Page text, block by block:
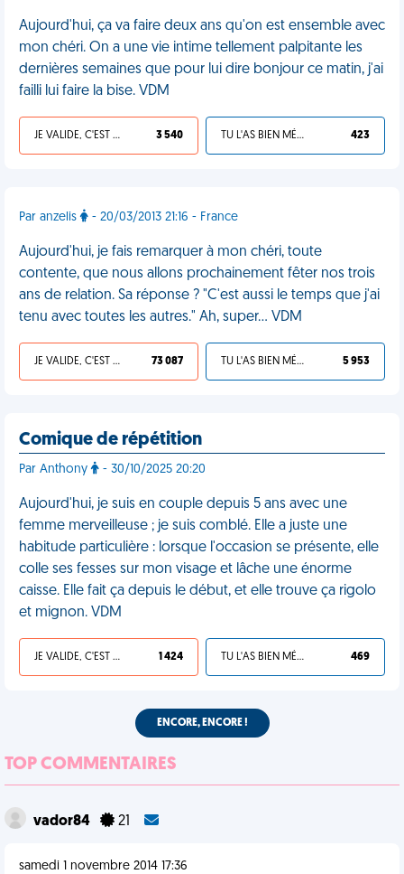
Aujourd'hui, ça va faire deux ans qu'on est ensemble avec
mon chéri. On a une vie intime tellement palpitante les
dernières semaines que pour lui dire bonjour ce matin, j'ai
failli lui faire la bise. VDM
JE VALIDE, C'EST UNE VDM 3 540 TU L'AS BIEN MÉRITÉ 423
Par anzelis - 20/03/2013 21:16 - France
Aujourd'hui, je fais remarquer à mon chéri, toute
contente, que nous allons prochainement fêter nos trois
ans de relation. Sa réponse ? "C'est aussi le temps que j'ai
tenu avec toutes les autres." Ah, super... VDM
JE VALIDE, C'EST UNE VDM 73 087 TU L'AS BIEN MÉRITÉ 5 953
Comique de répétition
Par Anthony - 30/10/2025 20:20
Aujourd'hui, je suis en couple depuis 5 ans avec une
femme merveilleuse ; je suis comblé. Elle a juste une
habitude particulière : lorsque l'occasion se présente, elle
colle ses fesses sur mon visage et lâche une énorme
caisse. Elle fait ça depuis le début, et elle trouve ça rigolo
et mignon. VDM
JE VALIDE, C'EST UNE VDM 1 424 TU L'AS BIEN MÉRITÉ 469
ENCORE, ENCORE !
TOP COMMENTAIRES
vador84 21
samedi 1 novembre 2014 17:36